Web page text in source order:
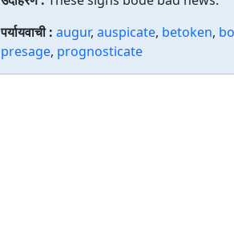
पर्यायवाची : augur, auspicate, betoken,
presage, prognosticate